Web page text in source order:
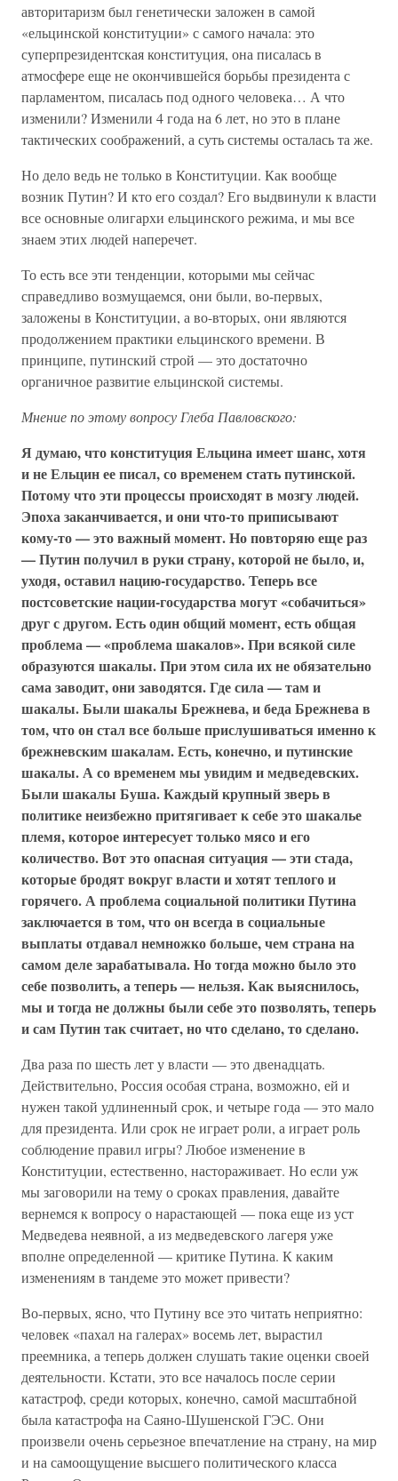
авторитаризм был генетически заложен в самой
«ельцинской конституции» с самого начала: это
суперпрезидентская конституция, она писалась в
атмосфере еще не окончившейся борьбы президента с
парламентом, писалась под одного человека… А что
изменили? Изменили 4 года на 6 лет, но это в плане
тактических соображений, а суть системы осталась та же.
Но дело ведь не только в Конституции. Как вообще
возник Путин? И кто его создал? Его выдвинули к власти
все основные олигархи ельцинского режима, и мы все
знаем этих людей наперечет.
То есть все эти тенденции, которыми мы сейчас
справедливо возмущаемся, они были, во-первых,
заложены в Конституции, а во-вторых, они являются
продолжением практики ельцинского времени. В
принципе, путинский строй — это достаточно
органичное развитие ельцинской системы.
Мнение по этому вопросу Глеба Павловского:
Я думаю, что конституция Ельцина имеет шанс, хотя
и не Ельцин ее писал, со временем стать путинской.
Потому что эти процессы происходят в мозгу людей.
Эпоха заканчивается, и они что-то приписывают
кому-то — это важный момент. Но повторяю еще раз
— Путин получил в руки страну, которой не было, и,
уходя, оставил нацию-государство. Теперь все
постсоветские нации-государства могут «собачиться»
друг с другом. Есть один общий момент, есть общая
проблема — «проблема шакалов». При всякой силе
образуются шакалы. При этом сила их не обязательно
сама заводит, они заводятся. Где сила — там и
шакалы. Были шакалы Брежнева, и беда Брежнева в
том, что он стал все больше прислушиваться именно к
брежневским шакалам. Есть, конечно, и путинские
шакалы. А со временем мы увидим и медведевских.
Были шакалы Буша. Каждый крупный зверь в
политике неизбежно притягивает к себе это шакалье
племя, которое интересует только мясо и его
количество. Вот это опасная ситуация — эти стада,
которые бродят вокруг власти и хотят теплого и
горячего. А проблема социальной политики Путина
заключается в том, что он всегда в социальные
выплаты отдавал немножко больше, чем страна на
самом деле зарабатывала. Но тогда можно было это
себе позволить, а теперь — нельзя. Как выяснилось,
мы и тогда не должны были себе это позволять, теперь
и сам Путин так считает, но что сделано, то сделано.
Два раза по шесть лет у власти — это двенадцать.
Действительно, Россия особая страна, возможно, ей и
нужен такой удлиненный срок, и четыре года — это мало
для президента. Или срок не играет роли, а играет роль
соблюдение правил игры? Любое изменение в
Конституции, естественно, настораживает. Но если уж
мы заговорили на тему о сроках правления, давайте
вернемся к вопросу о нарастающей — пока еще из уст
Медведева неявной, а из медведевского лагеря уже
вполне определенной — критике Путина. К каким
изменениям в тандеме это может привести?
Во-первых, ясно, что Путину все это читать неприятно:
человек «пахал на галерах» восемь лет, вырастил
преемника, а теперь должен слушать такие оценки своей
деятельности. Кстати, это все началось после серии
катастроф, среди которых, конечно, самой масштабной
была катастрофа на Саяно-Шушенской ГЭС. Они
произвели очень серьезное впечатление на страну, на мир
и на самоощущение высшего политического класса